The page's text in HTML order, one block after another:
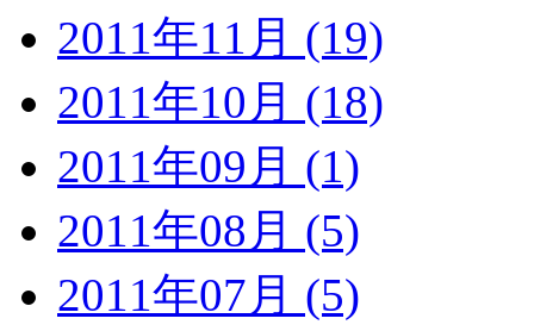
2011年11月 (19)
2011年10月 (18)
2011年09月 (1)
2011年08月 (5)
2011年07月 (5)